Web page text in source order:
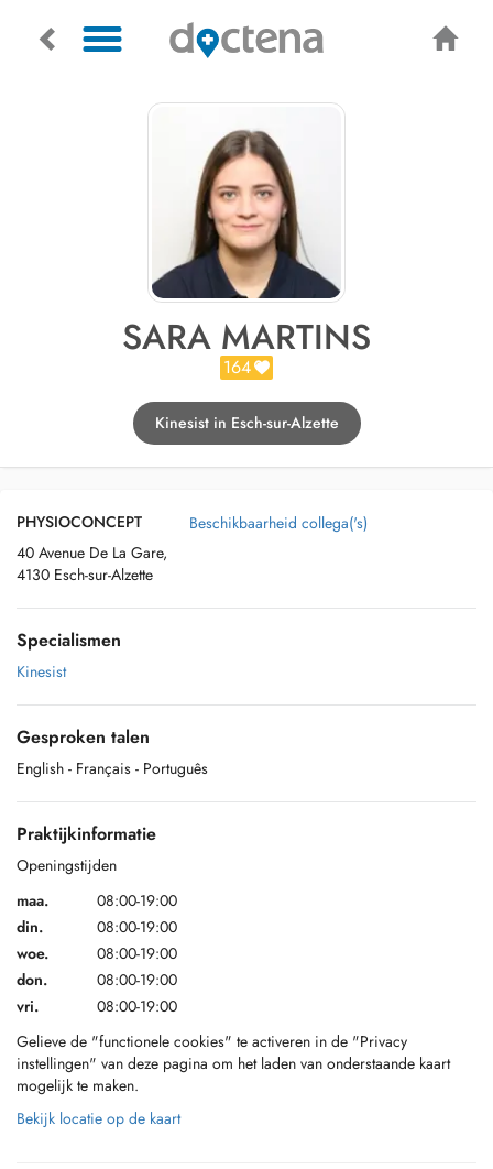
SARA MARTINS
164
Kinesist in Esch-sur-Alzette
PHYSIOCONCEPT
40 Avenue De La Gare,
4130 Esch-sur-Alzette
Beschikbaarheid collega('s)
Specialismen
Kinesist
Gesproken talen
English - Français - Português
Praktijkinformatie
Openingstijden
maa.
08:00-19:00
din.
08:00-19:00
woe.
08:00-19:00
don.
08:00-19:00
vri.
08:00-19:00
Gelieve de "functionele cookies" te activeren in de "Privacy
instellingen" van deze pagina om het laden van onderstaande kaart
mogelijk te maken.
Bekijk locatie op de kaart